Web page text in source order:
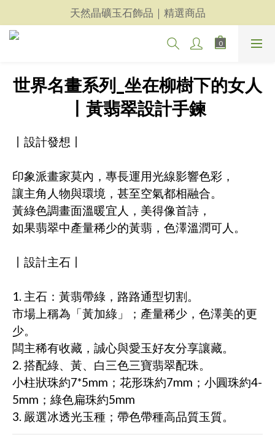
天然晶礦玉石飾品｜精選商品
天然晶礦玉石飾品｜精選商品
每一件都用心｜新品上架
世界名畫系列_坐在柳樹下的女人
丨黃翡翠設計手鍊
丨設計發想丨
印象派畫家莫內，專長運用光線影響色彩，
讓主角人物與環境，甚至空氣都相融合。
黃綠色調畫面溫暖宜人，美得像首詩，
如果翡翠中產量稀少的黃翡，色澤溫潤可人。
丨設計主石丨
1. 主石：黃翡帶綠，路路通型切割。
市場上稱為「黃加綠」；產量稀少，色澤美的更
少。
闆主稀有收藏，誠心與愛玉好友分享讓藏。
2. 搭配綠、黃、白三色三寶翡翠配珠。
小柱狀珠約7*5mm；花形珠約7mm；小圓珠約4-
5mm；綠色扁珠約5mm
3. 嚴選冰透光玉種；帶色帶種高品質玉質。